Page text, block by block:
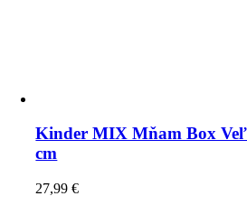
Kinder MIX Mňam Box
cm
27,99€